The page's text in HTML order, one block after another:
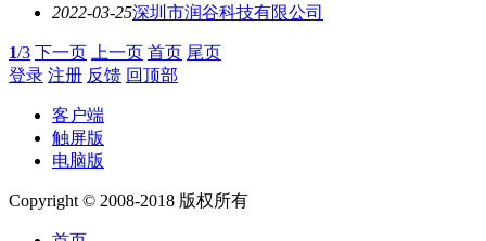
2022-03-25深圳市润谷科技有限公司
1/3 下一页 上一页 首页 尾页
登录 注册 反馈 回顶部
客户端
触屏版
电脑版
Copyright © 2008-2018 版权所有